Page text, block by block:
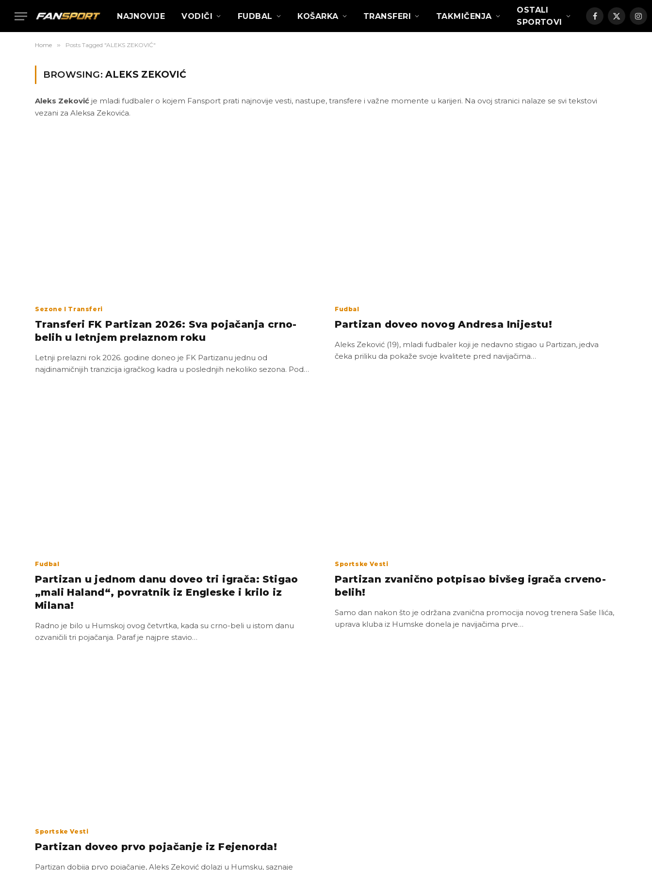
NAJNOVIJE VODIČI FUDBAL KOŠARKA TRANSFERI TAKMIČENJA
OSTALI
SPORTOVI
Facebook
X
(Twitter)
Home » Posts Tagged "ALEKS ZEKOVIĆ"
BROWSING: ALEKS ZEKOVIĆ
Aleks Zeković je mladi fudbaler o kojem Fansport prati najnovije vesti, nastupe, transfere i važne momente u karijeri. Na ovoj stranici nalaze se svi tekstovi
vezani za Aleksa Zekovića.
Sezone I Transferi
Transferi FK Partizan 2026: Sva pojačanja crno-
belih u letnjem prelaznom roku
Letnji prelazni rok 2026. godine doneo je FK Partizanu jednu od
najdinamičnijih tranzicija igračkog kadra u poslednjih nekoliko sezona. Pod…
Fudbal
Partizan doveo novog Andresa Inijestu!
Aleks Zeković (19), mladi fudbaler koji je nedavno stigao u Partizan, jedva
čeka priliku da pokaže svoje kvalitete pred navijačima…
Fudbal
Partizan u jednom danu doveo tri igrača: Stigao
„mali Haland“, povratnik iz Engleske i krilo iz
Milana!
Radno je bilo u Humskoj ovog četvrtka, kada su crno-beli u istom danu
ozvaničili tri pojačanja. Paraf je najpre stavio…
Sportske Vesti
Partizan zvanično potpisao bivšeg igrača crveno-
belih!
Samo dan nakon što je održana zvanična promocija novog trenera Saše Ilića,
uprava kluba iz Humske donela je navijačima prve…
Sportske Vesti
Partizan doveo prvo pojačanje iz Fejenorda!
Partizan dobija prvo pojačanje, Aleks Zeković dolazi u Humsku, saznaje